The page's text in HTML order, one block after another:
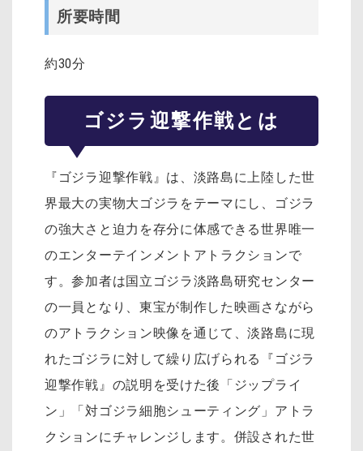
所要時間
約30分
ゴジラ迎撃作戦とは
『ゴジラ迎撃作戦』は、淡路島に上陸した世
界最大の実物大ゴジラをテーマにし、ゴジラ
の強大さと迫力を存分に体感できる世界唯一
のエンターテインメントアトラクションで
す。参加者は国立ゴジラ淡路島研究センター
の一員となり、東宝が制作した映画さながら
のアトラクション映像を通じて、淡路島に現
れたゴジラに対して繰り広げられる『ゴジラ
迎撃作戦』の説明を受けた後「ジップライ
ン」「対ゴジラ細胞シューティング」アトラ
クションにチャレンジします。併設された世